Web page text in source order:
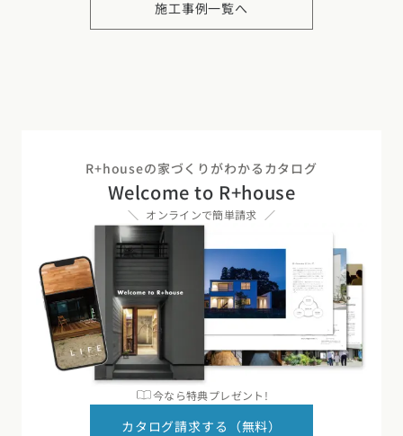
施工事例一覧へ
R+houseの家づくりがわかるカタログ
Welcome to R+house
オンラインで簡単請求
今なら特典プレゼント!
カタログ請求する（無料）